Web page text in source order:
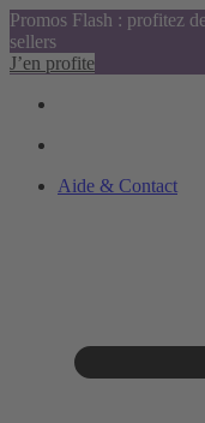
Promos Flash : profitez
sellers
J’en profite
Aide & Contact